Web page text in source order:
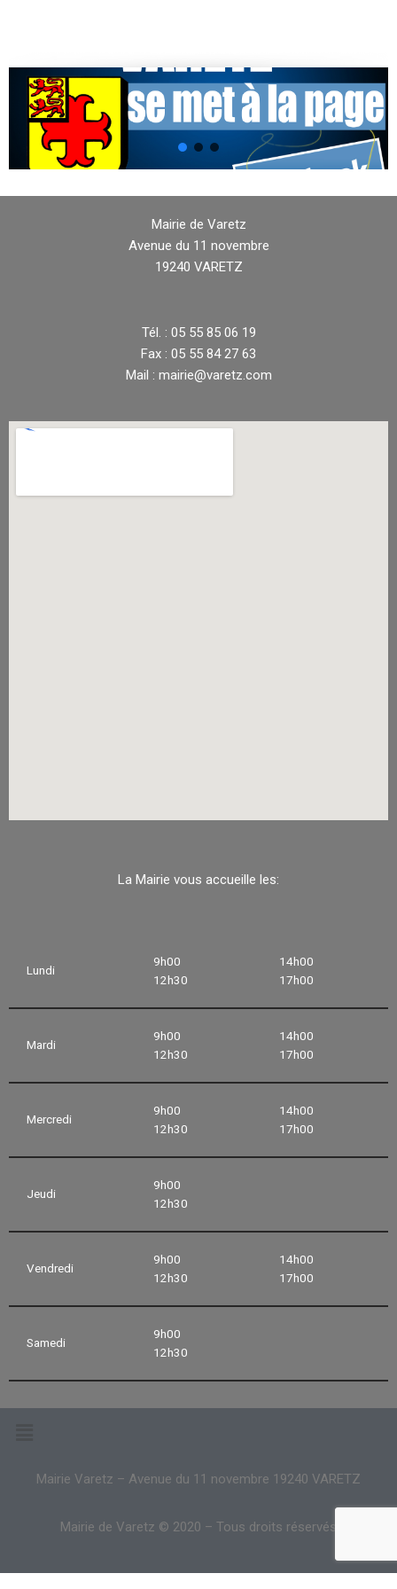
Mairie de Varetz
Avenue du 11 novembre
19240 VARETZ
Tél. : 05 55 85 06 19
Fax : 05 55 84 27 63
Mail : mairie@varetz.com
La Mairie vous accueille les:
Lundi
9h00
12h30
14h00
17h00
Mardi
9h00
12h30
14h00
17h00
Mercredi
9h00
12h30
14h00
17h00
Jeudi
9h00
12h30
Vendredi
9h00
12h30
14h00
17h00
Samedi
9h00
12h30
Mairie Varetz – Avenue du 11 novembre 19240 VARETZ
Mairie de Varetz © 2020 – Tous droits réservés